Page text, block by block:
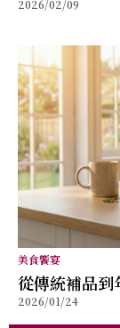
2026/02/09
美食饗宴
從傳統補品
的滴雞精新形象
2026/01/24